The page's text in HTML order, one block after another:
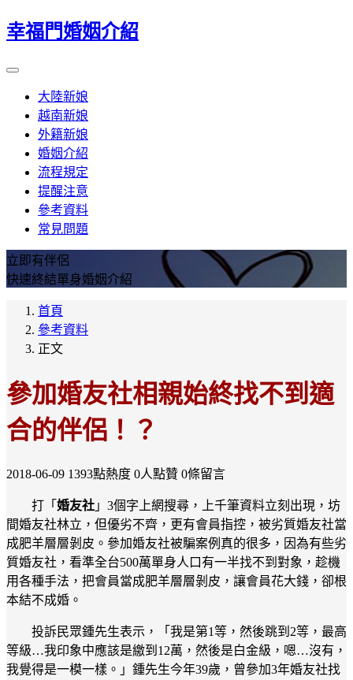
幸福門婚姻介紹
大陸新娘
越南新娘
外籍新娘
婚姻介紹
流程規定
提醒注意
參考資料
常見問題
立即有伴侶
快速終結單身婚姻介紹
首頁
參考資料
正文
參加婚友社相親始終找不到適
合的伴侶！？
2018-06-09 1393點熱度 0人點贊 0條留言
打「 婚友社 」3個字上網搜尋，上千筆資料立刻出現，坊
間婚友社林立，但優劣不齊，更有會員指控，被劣質婚友社當
成肥羊層層剝皮。參加婚友社被騙案例真的很多，因為有些劣
質婚友社，看準全台500萬單身人口有一半找不到對象，趁機
用各種手法，把會員當成肥羊層層剝皮，讓會員花大錢，卻根
本結不成婚。
投訴民眾鍾先生表示，「我是第1等，然後跳到2等，最高
等級…我印象中應該是繳到12萬，然後是白金級，嗯…沒有，
我覺得是一模一樣。」鍾先生今年39歲，曾參加3年婚友社找